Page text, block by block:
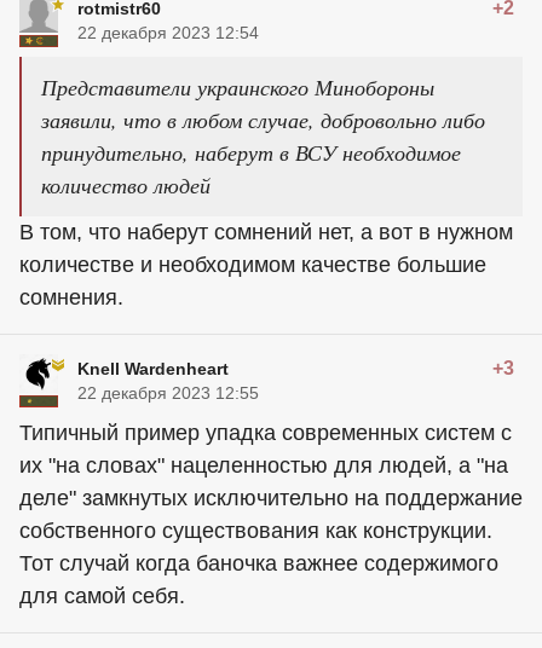
rotmistr60 +2
22 декабря 2023 12:54
Представители украинского Минобороны
заявили, что в любом случае, добровольно либо
принудительно, наберут в ВСУ необходимое
количество людей
В том, что наберут сомнений нет, а вот в нужном
количестве и необходимом качестве большие
сомнения.
Knell Wardenheart +3
22 декабря 2023 12:55
Типичный пример упадка современных систем с
их "на словах" нацеленностью для людей, а "на
деле" замкнутых исключительно на поддержание
собственного существования как конструкции.
Тот случай когда баночка важнее содержимого
для самой себя.